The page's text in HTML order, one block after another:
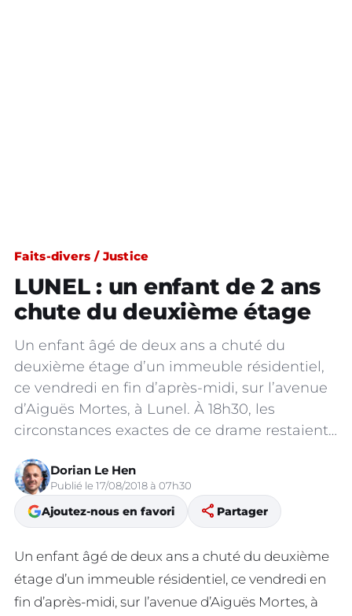
Faits-divers / Justice
LUNEL : un enfant de 2 ans
chute du deuxième étage
Un enfant âgé de deux ans a chuté du
deuxième étage d’un immeuble résidentiel,
ce vendredi en fin d’après-midi, sur l’avenue
d’Aiguës Mortes, à Lunel. À 18h30, les
circonstances exactes de ce drame restaient…
Dorian Le Hen
Publié le 17/08/2018 à 07h30
Ajoutez-nous en favori share Partager
Un enfant âgé de deux ans a chuté du deuxième
étage d’un immeuble résidentiel, ce vendredi en
fin d’après-midi, sur l’avenue d’Aiguës Mortes, à